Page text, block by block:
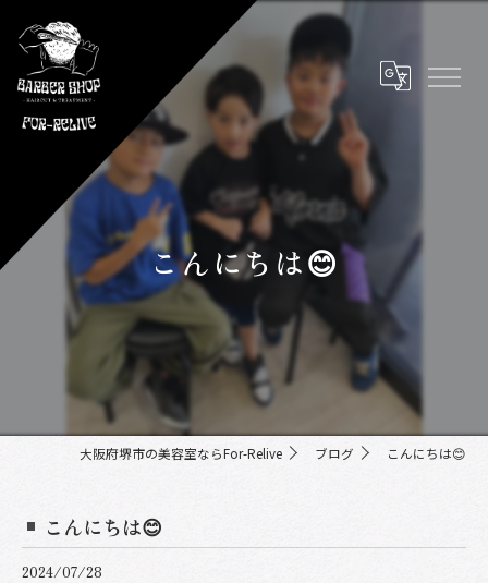
こんにちは😊
大阪府堺市の美容室ならFor-Relive ブログ こんにちは😊
こんにちは😊
2024/07/28